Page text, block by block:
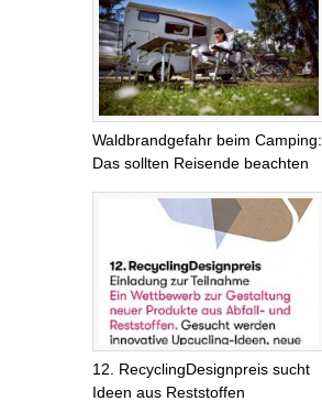
Waldbrandgefahr beim Camping:
Das sollten Reisende beachten
12. RecyclingDesignpreis sucht
Ideen aus Reststoffen